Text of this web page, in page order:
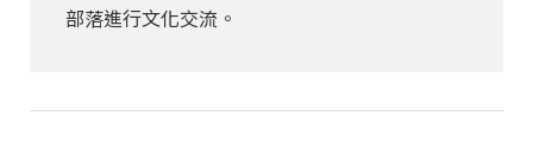
部落進行文化交流。